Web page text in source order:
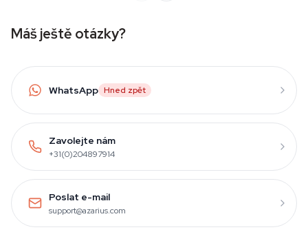
Máš ještě otázky?
WhatsApp Hned zpět
Zavolejte nám
+31(0)204897914
Poslat e-mail
support@azarius.com